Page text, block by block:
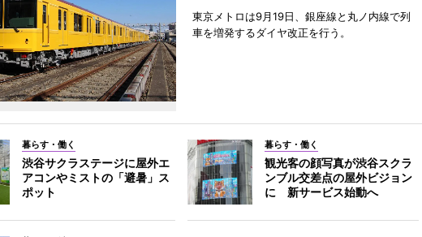
東京メトロは9月19日、銀座線と丸ノ内線で列
車を増発するダイヤ改正を行う。
暮らす・働く
渋谷サクラステージに屋外エ
アコンやミストの「避暑」ス
ポット
暮らす・働く
観光客の顔写真が渋谷スクラ
ンブル交差点の屋外ビジョン
に 新サービス始動へ